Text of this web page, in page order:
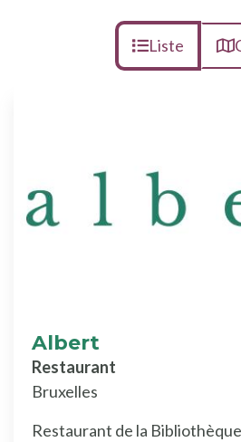
Liste
Albert
Restaurant
Bruxelles
Restaurant de la